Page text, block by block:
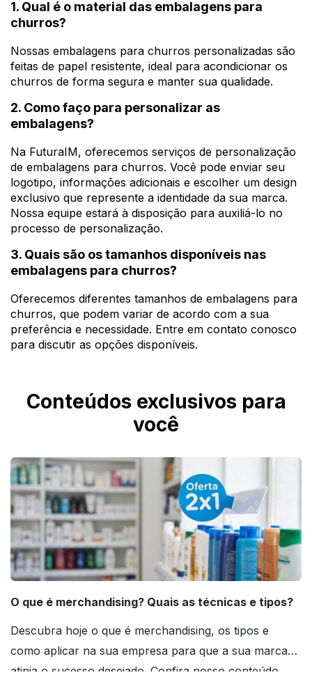
1. Qual é o material das embalagens para
churros?
Nossas embalagens para churros personalizadas são
feitas de papel resistente, ideal para acondicionar os
churros de forma segura e manter sua qualidade.
2. Como faço para personalizar as
embalagens?
Na FuturaIM, oferecemos serviços de personalização
de embalagens para churros. Você pode enviar seu
logotipo, informações adicionais e escolher um design
exclusivo que represente a identidade da sua marca.
Nossa equipe estará à disposição para auxiliá-lo no
processo de personalização.
3. Quais são os tamanhos disponíveis nas
embalagens para churros?
Oferecemos diferentes tamanhos de embalagens para
churros, que podem variar de acordo com a sua
preferência e necessidade. Entre em contato conosco
para discutir as opções disponíveis.
Conteúdos exclusivos para
você
O que é merchandising? Quais as técnicas e tipos?
Descubra hoje o que é merchandising, os tipos e
como aplicar na sua empresa para que a sua marca
atinja o sucesso desejado. Confira nosso conteúdo